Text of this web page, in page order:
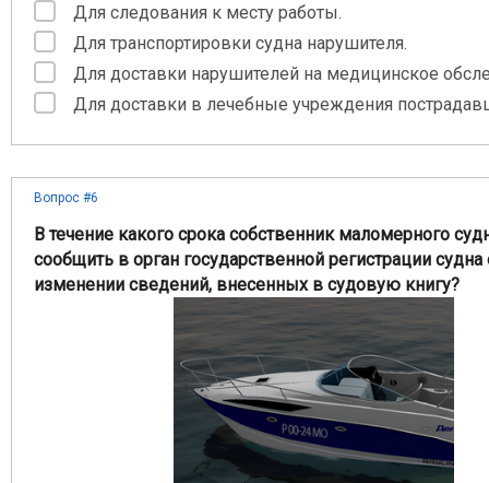
Для следования к месту работы.
Для транспортировки судна нарушителя.
Для доставки нарушителей на медицинское
Для доставки в лечебные учреждения
Вопрос #6
В течение какого срока собственник маломерного
сообщить в орган государственной регистрации
изменении сведений, внесенных в судовую книгу?